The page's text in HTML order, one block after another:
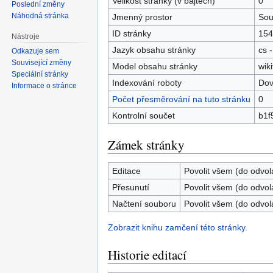
Jmenný prostor
ID stránky
Jazyk obsahu stránky
cs
Model obsahu stránky
Indexování roboty
Počet přesměrování na tuto stránku
0
Kontrolní součet
Zámek stránky
Editace
Povolit všem (do
Přesunutí
Povolit všem (do
Načtení souboru
Povolit všem (do
Zobrazit knihu zamčení této stránky.
Historie editací
Poslední změny
Náhodná stránka
Nástroje
Odkazuje sem
Související změny
Speciální stránky
Informace o stránce